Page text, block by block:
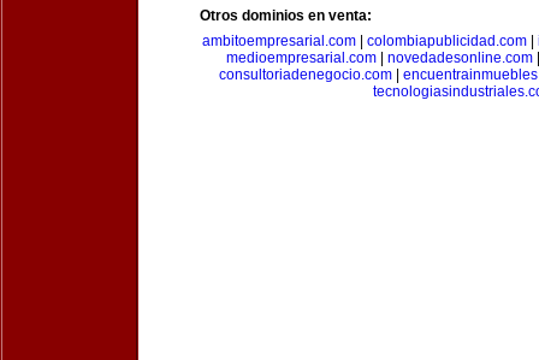
Otros dominios en venta:
ambitoempresarial.com| colombiapublicidad.com|
medioempresarial.com| novedadesonline.com
consultoriadenegocio.com|